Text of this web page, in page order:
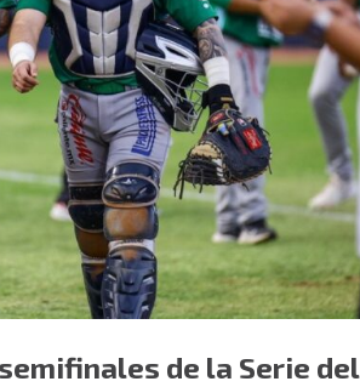
de la Serie del